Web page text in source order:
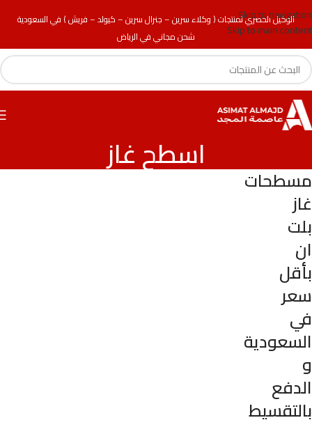
الوكيل الحصري لمنتجات ( وكلاء سرين – جنرال سرين – كيولد – فريش ) في السعودية
شحن مجاني في الرياض
Skip to navigation
Skip to main content
اسطح غاز
مسطحات
غاز
بلت
ان
بأقل
سعر
في
السعودية
و
الدفع
بالتقسيط